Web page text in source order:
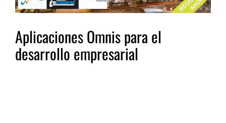
Aplicaciones Omnis para el
desarrollo empresarial